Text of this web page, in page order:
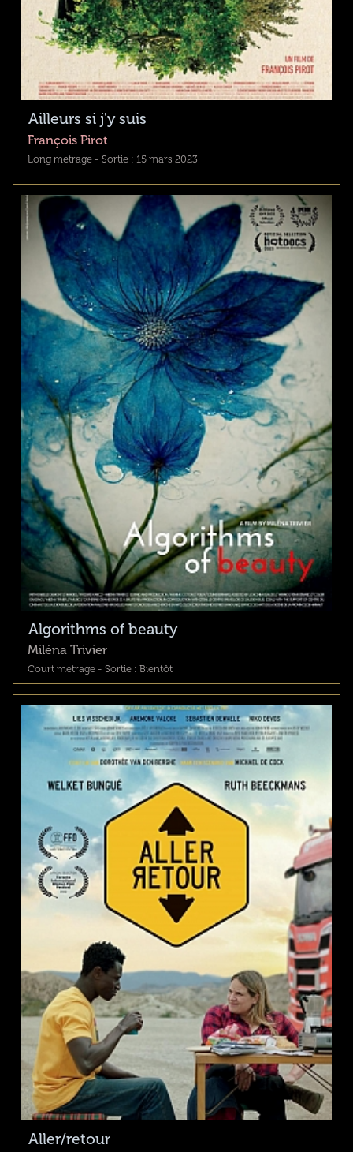
Ailleurs si j'y suis
François Pirot
Long metrage - Sortie : 15 mars 2023
Algorithms of beauty
Miléna Trivier
Court metrage - Sortie : Bientôt
Aller/retour